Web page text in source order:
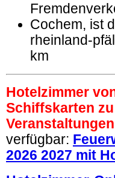
Cochem, ist
rheinland-
km
Hotelzimmer
Schiffskarten
verfügbar:
2026 2027 mit